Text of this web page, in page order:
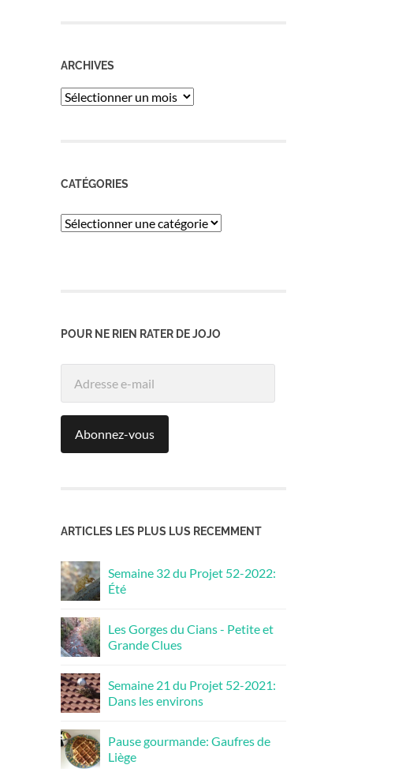
ARCHIVES
ARCHIVES
CATÉGORIES
Catégories
POUR NE RIEN RATER DE JOJO
Abonnez-vous
ARTICLES LES PLUS LUS RECEMMENT
Semaine 32 du Projet 52-2022:
Été
Les Gorges du Cians - Petite et
Grande Clues
Semaine 21 du Projet 52-2021:
Dans les environs
Pause gourmande: Gaufres de
Liège